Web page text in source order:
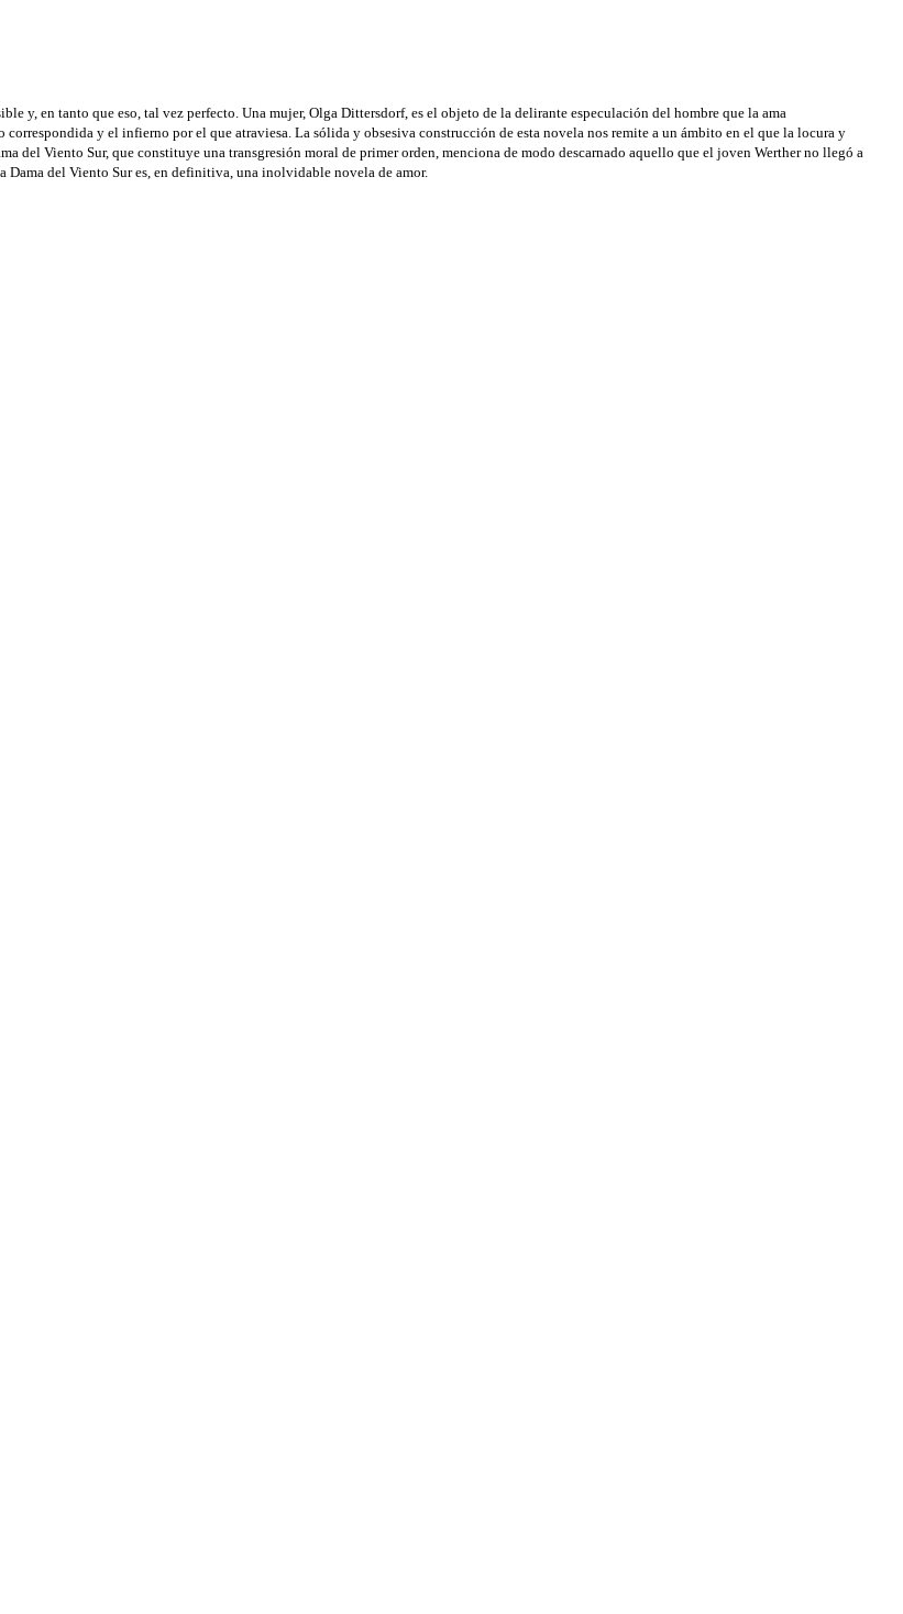
y, en tanto que eso, tal vez perfecto. Una mujer, Olga Dittersdorf, es el objeto de la delirante especulación del hombre que la ama
y el infierno por el que atraviesa. La sólida y obsesiva construcción de esta novela nos remite a un ámbito en el que la locura y
Viento Sur, que constituye una transgresión moral de primer orden, menciona de modo descarnado aquello que el joven Werther no llegó a
Dama del Viento Sur es, en definitiva, una inolvidable novela de amor.